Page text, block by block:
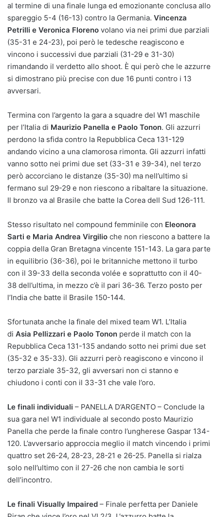
al termine di una finale lunga ed emozionante conclusa allo
spareggio 5-4 (16-13) contro la Germania. Vincenza
Petrilli e Veronica Floreno volano via nei primi due parziali
(35-31 e 24-23), poi però le tedesche reagiscono e
vincono i successivi due parziali (31-29 e 31-30)
rimandando il verdetto allo shoot. È qui però che le azzurre
si dimostrano più precise con due 16 punti contro i 13
avversari.
Termina con l’argento la gara a squadre del W1 maschile
per l’Italia di Maurizio Panella e Paolo Tonon. Gli azzurri
perdono la sfida contro la Repubblica Ceca 131-129
andando vicino a una clamorosa rimonta. Gli azzurri infatti
vanno sotto nei primi due set (33-31 e 39-34), nel terzo
però accorciano le distanze (35-30) ma nell’ultimo si
fermano sul 29-29 e non riescono a ribaltare la situazione.
Il bronzo va al Brasile che batte la Corea dell Sud 126-111.
Stesso risultato nel compound femminile con Eleonora
Sarti e Maria Andrea Virgilio che non riescono a battere la
coppia della Gran Bretagna vincente 151-143. La gara parte
in equilibrio (36-36), poi le britanniche mettono il turbo
con il 39-33 della seconda volée e soprattutto con il 40-
38 dell’ultima, in mezzo c’è il pari 36-36. Terzo posto per
l’India che batte il Brasile 150-144.
Sfortunata anche la finale del mixed team W1. L’Italia
di Asia Pellizzari e Paolo Tonon perde il match con la
Repubblica Ceca 131-135 andando sotto nei primi due set
(35-32 e 35-33). Gli azzurri però reagiscono e vincono il
terzo parziale 35-32, gli avversari non ci stanno e
chiudono i conti con il 33-31 che vale l’oro.
Le finali individuali – PANELLA D’ARGENTO – Conclude la
sua gara nel W1 individuale al secondo posto Maurizio
Panella che perde la finale contro l’ungherese Gaspar 134-
120. L’avversario approccia meglio il match vincendo i primi
quattro set 26-24, 28-23, 28-21 e 26-25. Panella si rialza
solo nell’ultimo con il 27-26 che non cambia le sorti
dell’incontro.
Le finali Visually Impaired – Finale perfetta per Daniele